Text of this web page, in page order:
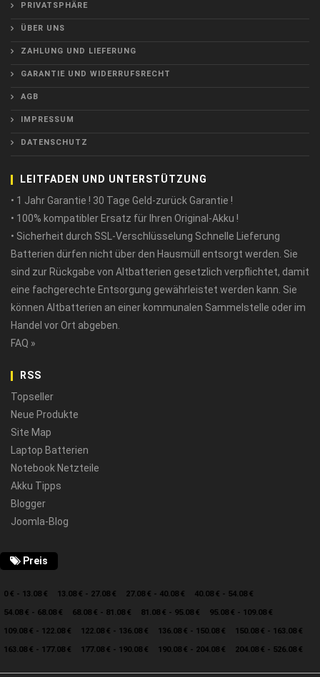
PRIVATSPHÄRE
ÜBER UNS
ZAHLUNG UND LIEFERUNG
GARANTIE UND WIDERRUFSRECHT
AGB
IMPRESSUM
DATENSCHUTZ
LEITFADEN UND UNTERSTÜTZUNG
• 1 Jahr Garantie ! 30 Tage Geld-zurück Garantie !
• 100% kompatibler Ersatz für Ihren Original-Akku !
• Sicherheit durch SSL-Verschlüsselung Schnelle Lieferung
Batterien dürfen nicht über den Hausmüll entsorgt werden. Sie
sind zur Rückgabe von Altbatterien gesetzlich verpflichtet, damit
eine fachgerechte Entsorgung gewährleistet werden kann. Sie
können Altbatterien an einer kommunalen Sammelstelle oder im
Handel vor Ort abgeben.
FAQ »
RSS
Topseller
Neue Produkte
Site Map
Laptop Batterien
Notebook Netzteile
Akku Tipps
Blogger
Joomla-Blog
Preis
0 € - 13.08 € 13.08 € - 27.08 € 27.08 € - 40.08 €
40.08 € - 54.08 €
54.08 € - 68.08 €
68.08 € - 81.08 € 81.08 € - 95.08 €
95.08 € - 109.08 €
109.08 € - 122.08 €
122.08 € - 136.08 € 136.08 € - 150.08 €
150.08 € - 163.08 €
163.08 € - 177.08 €
177.08 € - 190.08 € 190.08 € - 204.08 € 204.08 € - 526.08 €